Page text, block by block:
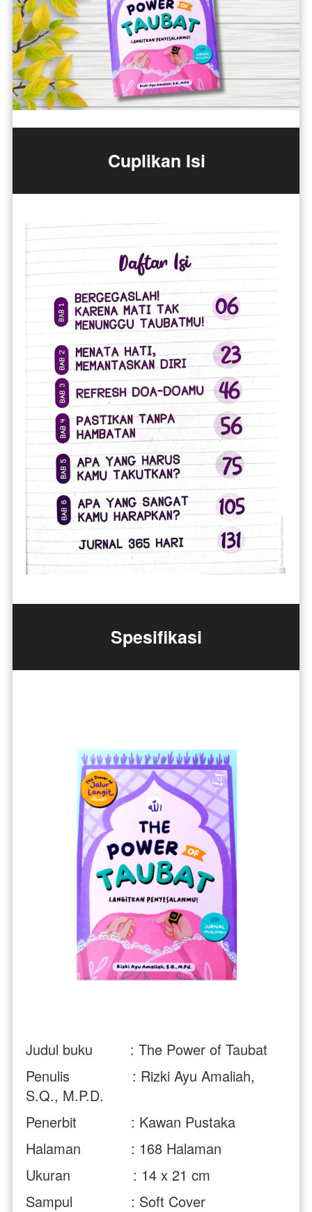
Cuplikan Isi
Spesifikasi
Judul buku         : The Power of Taubat
Penulis               : Rizki Ayu Amaliah,
S.Q., M.P.D.
Penerbit             : Kawan Pustaka
Halaman            : 168 Halaman
Ukuran               : 14 x 21 cm
Sampul              : Soft Cover